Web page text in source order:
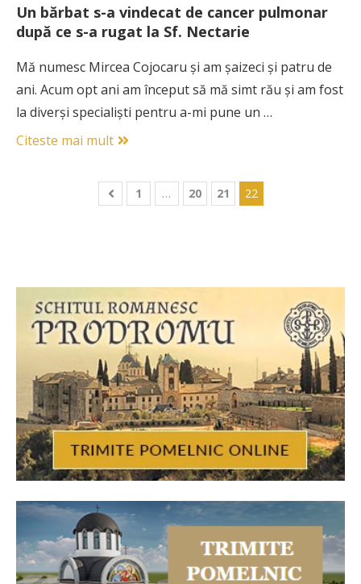
Un bărbat s-a vindecat de cancer pulmonar
după ce s-a rugat la Sf. Nectarie
Mă numesc Mircea Cojocaru şi am şaizeci şi patru de
ani. Acum opt ani am început să mă simt rău şi am fost
la diverşi specialişti pentru a-mi pune un …
Citeste mai mult
1 … 20 21 22